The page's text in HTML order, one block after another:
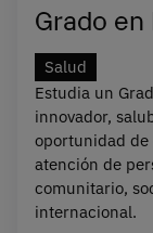
Grado
Salud
Estudia un
innovador,
oportunidad de
atención de
comunitario,
internacional.